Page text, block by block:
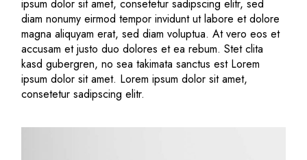
ipsum dolor sit amet, consetetur sadipscing elitr, sed
diam nonumy eirmod tempor invidunt ut labore et dolore
magna aliquyam erat, sed diam voluptua. At vero eos et
accusam et justo duo dolores et ea rebum. Stet clita
kasd gubergren, no sea takimata sanctus est Lorem
ipsum dolor sit amet. Lorem ipsum dolor sit amet,
consetetur sadipscing elitr.